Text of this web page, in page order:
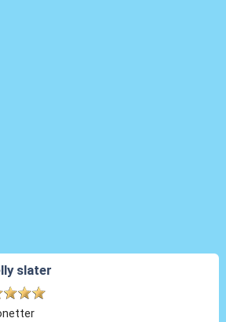
slater